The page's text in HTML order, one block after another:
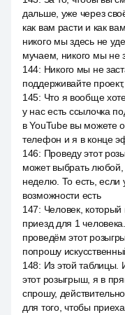
дальше, уже через
как вам расти и как
никого мы здесь не
мучаем, никого мы не
144: Никого мы не
поддерживайте
145: Что я вообще
у нас есть ссылочка
в YouTube вы можете
телефон и я в конце
146: Проведу этот
может выбрать
неделю. То есть, если
возможности есть
147: Человек,
приезд для 1
проведём этот
попрошу
148: Из этой таблицы.
этот розыгрыш, я в
спрошу,
для того, чтобы